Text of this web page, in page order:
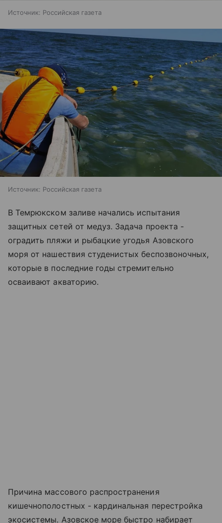
Источник: Российская газета
Источник: Российская газета
В Темрюкском заливе начались испытания
защитных сетей от медуз. Задача проекта -
оградить пляжи и рыбацкие угодья Азовского
моря от нашествия студенистых беспозвоночных,
которые в последние годы стремительно
осваивают акваторию.
Причина массового распространения
кишечнополостных - кардинальная перестройка
экосистемы. Азовское море быстро набирает